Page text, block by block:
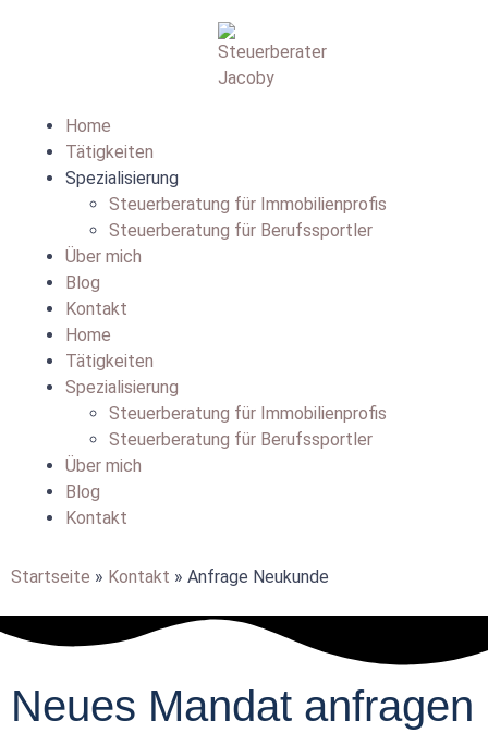
Home
Tätigkeiten
Spezialisierung
Steuerberatung für Immobilienprofis
Steuerberatung für Berufssportler
Über mich
Blog
Kontakt
Home
Tätigkeiten
Spezialisierung
Steuerberatung für Immobilienprofis
Steuerberatung für Berufssportler
Über mich
Blog
Kontakt
Startseite » Kontakt » Anfrage Neukunde
Neues Mandat anfragen